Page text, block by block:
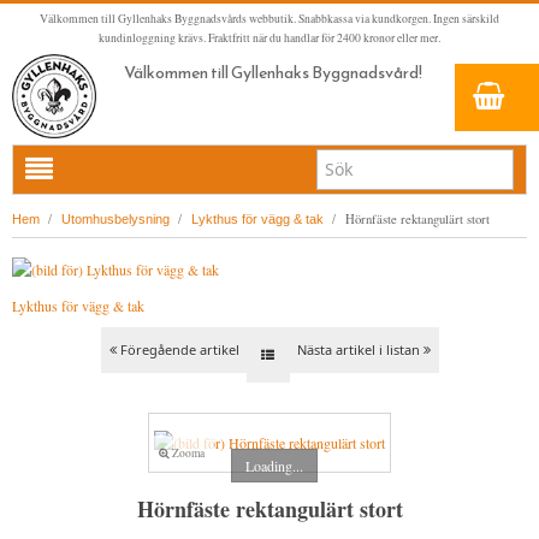
Välkommen till Gyllenhaks Byggnadsvårds webbutik. Snabbkassa via kundkorgen. Ingen särskild
kundinloggning krävs. Fraktfritt när du handlar för 2400 kronor eller mer.
Välkommen till Gyllenhaks Byggnadsvård!
HEM
GRÅ KULÖRER
GULA KULÖRER
FALU RÖDFÄRG (SLAMFÄRGER)
KONSTNÄRSFÄRGER
STORVÄSTAR
KÖKSBLANDARE
TVÄTTSTÄLLSBLANDARE
INNERDÖRRSHANDTAG
DÖRRHANDTAG MÄSSING (INNERDÖRR)
YTTERDÖRRSHANDTAG
Hem / Utomhusbelysning / Lykthus för vägg & tak / Hörnfäste rektangulärt stort
Lykthus för vägg & tak
Föregående artikel Nästa artikel i listan
Loading...
Zooma
Hörnfäste rektangulärt stort